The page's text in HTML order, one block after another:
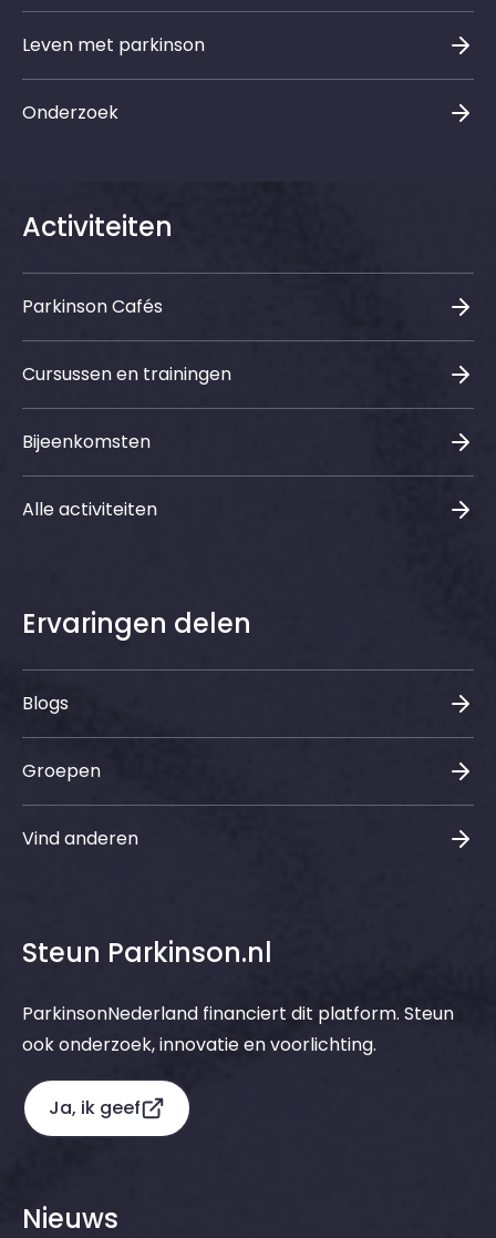
Leven met parkinson
Onderzoek
Activiteiten
Parkinson Cafés
Cursussen en trainingen
Bijeenkomsten
Alle activiteiten
Ervaringen delen
Blogs
Groepen
Vind anderen
Steun Parkinson.nl
ParkinsonNederland financiert dit platform. Steun
ook onderzoek, innovatie en voorlichting.
Ja, ik geef
Nieuws